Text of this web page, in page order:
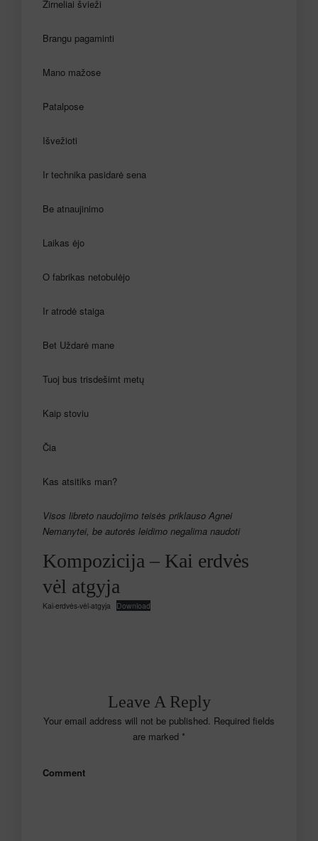
Žirneliai švieži
Brangu pagaminti
Mano mažose
Patalpose
Išvežioti
Ir technika pasidarė sena
Be atnaujinimo
Laikas ėjo
O fabrikas netobulėjo
Ir atrodė staiga
Bet Uždarė mane
Tuoj bus trisdešimt metų
Kaip stoviu
Čia
Kas atsitiks man?
Visos libreto naudojimo teisės priklauso Agnei
Nemanytei, be autorės leidimo negalima naudoti
Kompozicija – Kai erdvės
vėl atgyja
Kai-erdvės-vėl-atgyja Download
Leave A Reply
Your email address will not be published. Required fields
are marked *
Comment